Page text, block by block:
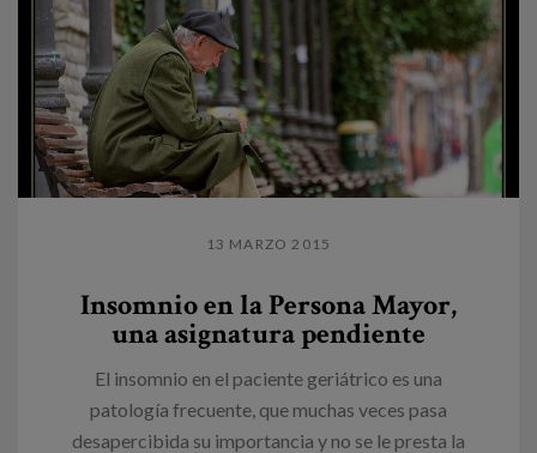
13 MARZO 2015
Insomnio en la Persona Mayor,
una asignatura pendiente
El insomnio en el paciente geriátrico es una
patología frecuente, que muchas veces pasa
desapercibida su importancia y no se le presta la